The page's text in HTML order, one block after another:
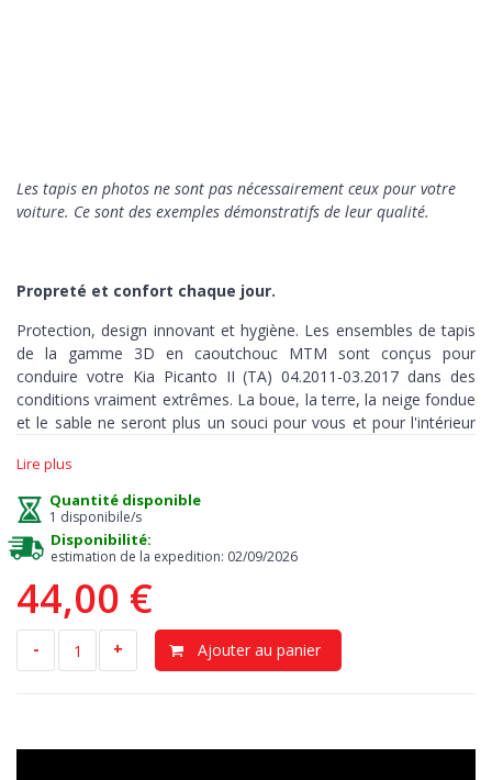
Les tapis en photos ne sont pas nécessairement ceux pour votre
voiture. Ce sont des exemples démonstratifs de leur qualité.
Propreté et confort chaque jour.
Protection, design innovant et hygiène. Les ensembles de tapis
de la gamme 3D en caoutchouc MTM sont conçus pour
conduire votre Kia Picanto II (TA) 04.2011-03.2017 dans des
conditions vraiment extrêmes. La boue, la terre, la neige fondue
et le sable ne seront plus un souci pour vous et pour l'intérieur
couvrir chaque recoinde votre habitacle
dans toutes les conditions météorologiques.
Protection> notre tapis est la meilleure solution contre la
saleté et l’humidité. Le plancher d’origine reste sec et propre,
évitant tout risque d’odeurs et de moisissure. Les bords en
Lire plus
Quantité disponible
1 disponibile/s
Disponibilité:
estimation de la expedition: 02/09/2026
44,00 €
- + Ajouter au panier